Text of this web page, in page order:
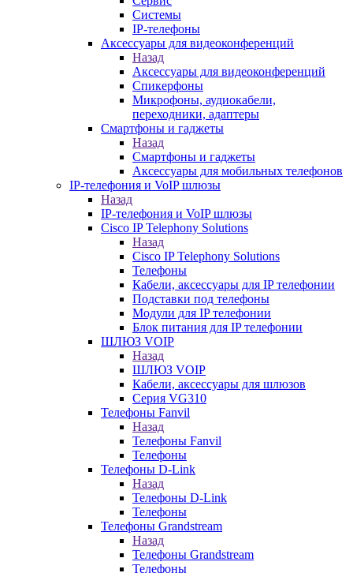
Системы
IP-телефоны
Аксессуары для видеоконференций
Назад
Аксессуары для видеоконференций
Спикерфоны
Микрофоны, аудиокабели,
переходники, адаптеры
Смартфоны и гаджеты
Назад
Смартфоны и гаджеты
Аксессуары для мобильных телефонов
IP-телефония и VoIP шлюзы
Назад
IP-телефония и VoIP шлюзы
Cisco IP Telephony Solutions
Назад
Cisco IP Telephony Solutions
Телефоны
Кабели, аксессуары для IP телефонии
Подставки под телефоны
Модули для IP телефонии
Блок питания для IP телефонии
ШЛЮЗ VOIP
Назад
ШЛЮЗ VOIP
Кабели, аксессуары для шлюзов
Серия VG310
Телефоны Fanvil
Назад
Телефоны Fanvil
Телефоны
Телефоны D-Link
Назад
Телефоны D-Link
Телефоны
Телефоны Grandstream
Назад
Телефоны Grandstream
Телефоны